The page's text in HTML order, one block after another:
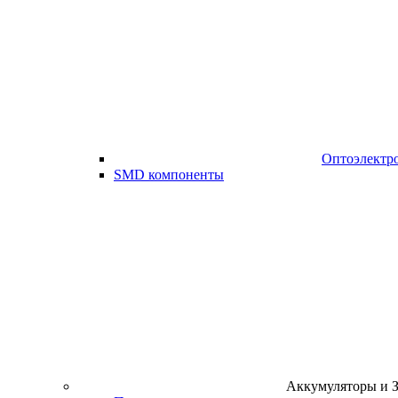
SMD компоненты
Аккумуляторы и